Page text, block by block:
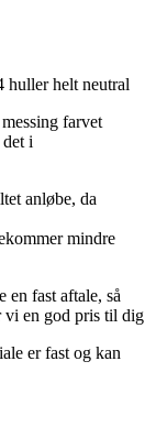
huller helt neutral
farvet
i
anløbe, da
mindre
fast aftale, så
vi en god pris til dig
er fast og kan